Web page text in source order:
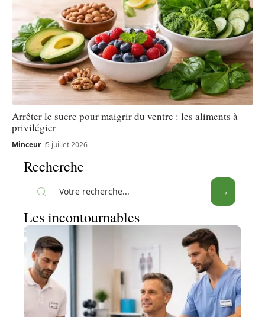
Arrêter le sucre pour maigrir du ventre : les aliments à
privilégier
Minceur 5 juillet 2026
Recherche
Les incontournables